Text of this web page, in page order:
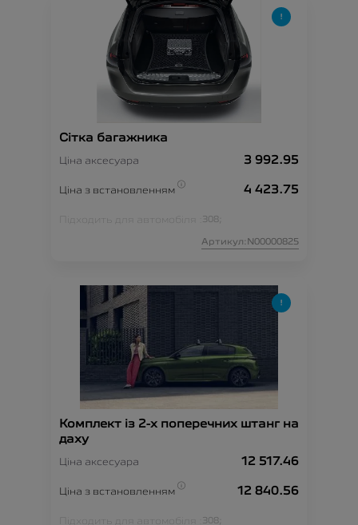
Сітка багажника
Ціна аксесуара 3 992.95
Ціна з встановленням 4 423.75
Підходить для автомобіля : 308;
Артикул:N00000825
Комплект із 2-х поперечних штанг на
даху
Ціна аксесуара 12 517.46
Ціна з встановленням 12 840.56
Підходить для автомобіля : 308;